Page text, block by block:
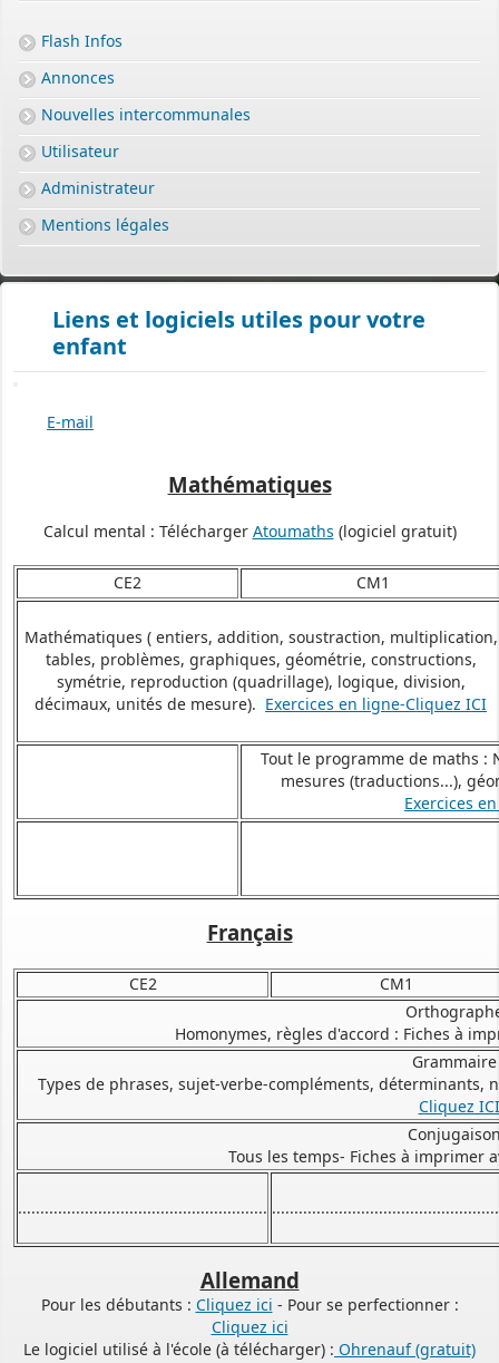
Flash Infos
Annonces
Nouvelles intercommunales
Utilisateur
Administrateur
Mentions légales
Liens et logiciels utiles pour votre
enfant
E-mail
Mathématiques
Calcul mental : Télécharger Atoumaths (logiciel gratuit)
CE2 CM1
Mathématiques ( entiers, addition, soustraction, multiplication,
tables, problèmes, graphiques, géométrie, constructions,
symétrie, reproduction (quadrillage), logique, division,
décimaux, unités de mesure). Exercices en ligne-Cliquez ICI
Tout le programme de maths :
mesures (traductions...),
Exercices
Français
CE2
CM1
Homonymes, règles d'accord : Fiches à
Types de phrases, sujet-verbe-compléments, déterminants,
Cliquez ICI
Tous les temps- Fiches à imprimer
........................................................
Allemand
Pour les débutants : Cliquez ici - Pour se perfectionner :
Cliquez ici
Le logiciel utilisé à l'école (à télécharger) : Ohrenauf (gratuit)
dorénavant en ligne
Depuis le 3 janvier 2022, vous pouvez profiter de la
voie électronique (SVE)pour déposer votredemande
d’autorisation d’urbanisme
(Permis de construire, d’aménager et de démolir, déclaration